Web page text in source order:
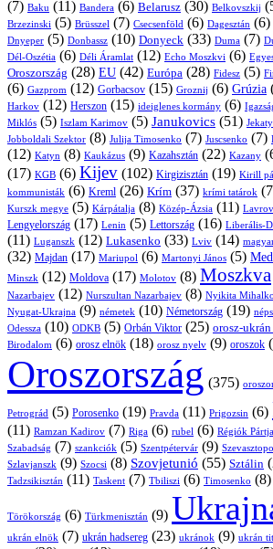
(7) Baku (11) Bandera (6) Belarusz (30) Belkovszkij
Brzezinski (5) Brüsszel (7) Csecsenföld (6) Dagesztán (6)
Dnyeper (5) Donbassz (10) Donyeck (33) Duma (7)
Dél-Oszétia (6) Déli Áramlat (12) Echo Moszkvi (6)
Oroszország (28) EU (42) Európa (28) Fidesz (5)
(6) Gazprom (12) Gorbacsov (15) Groznij (6) Grúzia
Harkov (12) Herszon (15) ideiglenes kormány (6)
Miklós (5) Iszlam Karimov (5) Janukovics (51)
Jobboldali Szektor (8) Julija Timosenko (7) Juscsenko (7)
(12) Katyn (8) Kaukázus (9) Kazahsztán (22) Kazany
(17) KGB (6) Kijev (102) Kirgizisztán (19) Kirill
kommunisták (6) Kreml (26) Krím (37) krími tatárok
Kurszk megye (5) Kárpátalja (8) Közép-Ázsia (11) Lavrov
Lengyelország (17) Lenin (5) Lettország (16) Liberális-
(11) Luganszk (12) Lukasenko (33) Lviv (14)
(32) Majdan (17) Mariupol (6) Martonyi János (5)
Minszk (12) Moldova (17) Molotov (8) Moszkva
Nazarbajev (12) Nurszultan Nazarbajev (8) Nyikita
Nyugat-Ukrajna (9) németek (10) Németország (19)
Odessza (10) ODKB (5) Orbán Viktor (25) orosz-
Birodalom (6) orosz elnök (18) orosz nyelv (9) oroszok
Oroszország (375)
Petrográd (5) Porosenko (19) Pravda (11) Prigozsin (6)
(11) Ramzan Kadirov (7) Riga (6) rubel (6) Régiók Pártja
Szabadság (7) szankciók (5) Szentpétervár (9)
Szlavjanszk (9) Szocsi (8) Szovjetunió (55) Sztálin
Tadzsikisztán (11) Taskent (7) Tbiliszi (6) Timosenko (8)
Törökország (6) Türkmenisztán (9)
ukrán elnök (7) ukrán hadsereg (23) ukránok (9) ukrán